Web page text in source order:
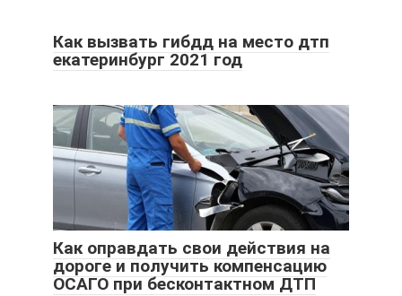
Как вызвать гибдд на место дтп
екатеринбург 2021 год
Как оправдать свои действия на
дороге и получить компенсацию
ОСАГО при бесконтактном ДТП